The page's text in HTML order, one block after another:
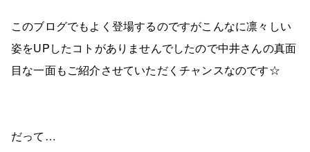
このブログでもよく登場するのですがこんなに凛々しい
姿をUPしたコトがありませんでしたので中井さんの真面
目な一面もご紹介させていただくチャンスなのです☆
だって…